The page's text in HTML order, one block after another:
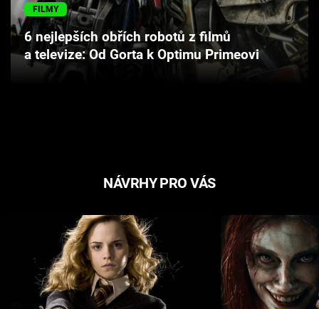
Cool Esport
Pořady
FILMY
6 nejlepších obřích robotů z filmů
a televize: Od Gorta k Optimu Primeovi
NÁVRHY PRO VÁS